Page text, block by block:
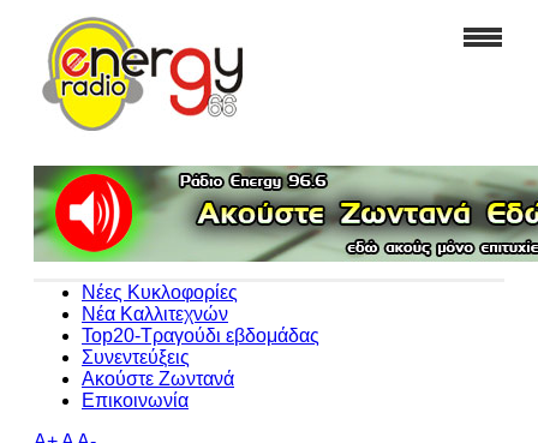
Νέες Κυκλοφορίες
Νέα Καλλιτεχνών
Top20-Τραγούδι εβδομάδας
Συνεντεύξεις
Ακούστε Ζωντανά
Επικοινωνία